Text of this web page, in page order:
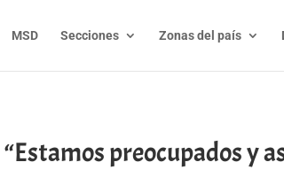
MSD Secciones Zonas del país
preocupados y